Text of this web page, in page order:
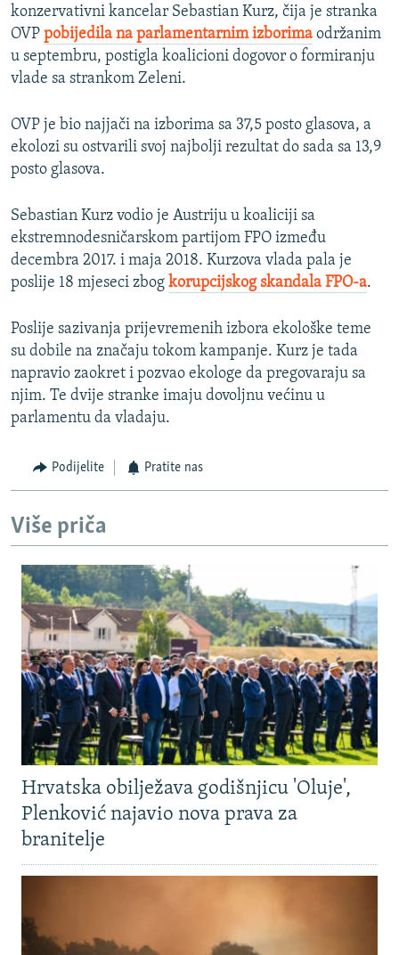
konzervativni kancelar Sebastian Kurz, čija je stranka
OVP pobijedila na parlamentarnim izborima održanim
u septembru, postigla koalicioni dogovor o formiranju
vlade sa strankom Zeleni.
OVP je bio najjači na izborima sa 37,5 posto glasova, a
ekolozi su ostvarili svoj najbolji rezultat do sada sa 13,9
posto glasova.
Sebastian Kurz vodio je Austriju u koaliciji sa
ekstremnodesničarskom partijom FPO između
decembra 2017. i maja 2018. Kurzova vlada pala je
poslije 18 mjeseci zbog korupcijskog skandala FPO-a.
Poslije sazivanja prijevremenih izbora ekološke teme
su dobile na značaju tokom kampanje. Kurz je tada
napravio zaokret i pozvao ekologe da pregovaraju sa
njim. Te dvije stranke imaju dovoljnu većinu u
parlamentu da vladaju.
Podijelite Pratite nas
Više priča
Hrvatska obilježava godišnjicu 'Oluje',
Plenković najavio nova prava za
branitelje